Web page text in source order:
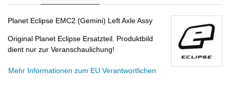
Planet Eclipse EMC2 (Gemini) Left Axle Assy
Original Planet Eclipse Ersatzteil. Produktbild
dient nur zur Veranschaulichung!
Mehr Informationen zum EU Verantwortlichen